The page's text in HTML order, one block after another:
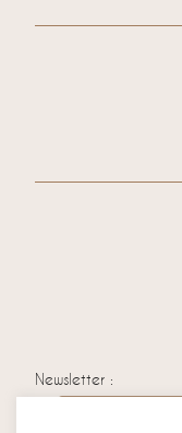
Newsletter :